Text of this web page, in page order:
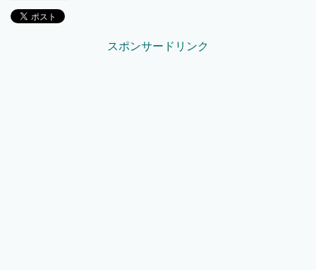
スポンサードリンク